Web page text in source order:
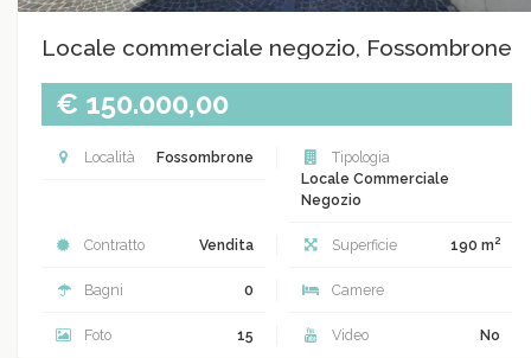
Locale commerciale negozio, Fossombrone
€ 150.000,00
Località Fossombrone
Tipologia
Locale Commerciale
Negozio
Contratto Vendita Superficie 190 m2
Bagni 0 Camere
Foto 15 Video No